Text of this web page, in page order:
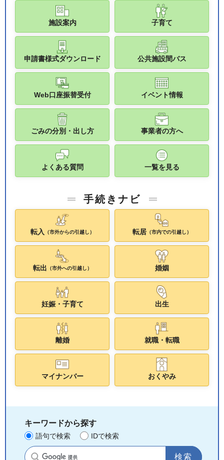
施設案内 子育て
申請書様式ダウンロード 公共施設間バス
Web口座振替受付 イベント情報
ごみの分別・出し方 事業者の方へ
よくある質問 一覧を見る
手続きナビ
転入 （市外からの引越し） 転居（市内での引越し）
転出 （市外への引越し） 婚姻
妊娠・子育て 出生
離婚 就職・転職
マイナンバー おくやみ
キーワードから探す
語句で検索 IDで検索